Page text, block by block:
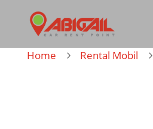
Home 5 Rental Mobil 5